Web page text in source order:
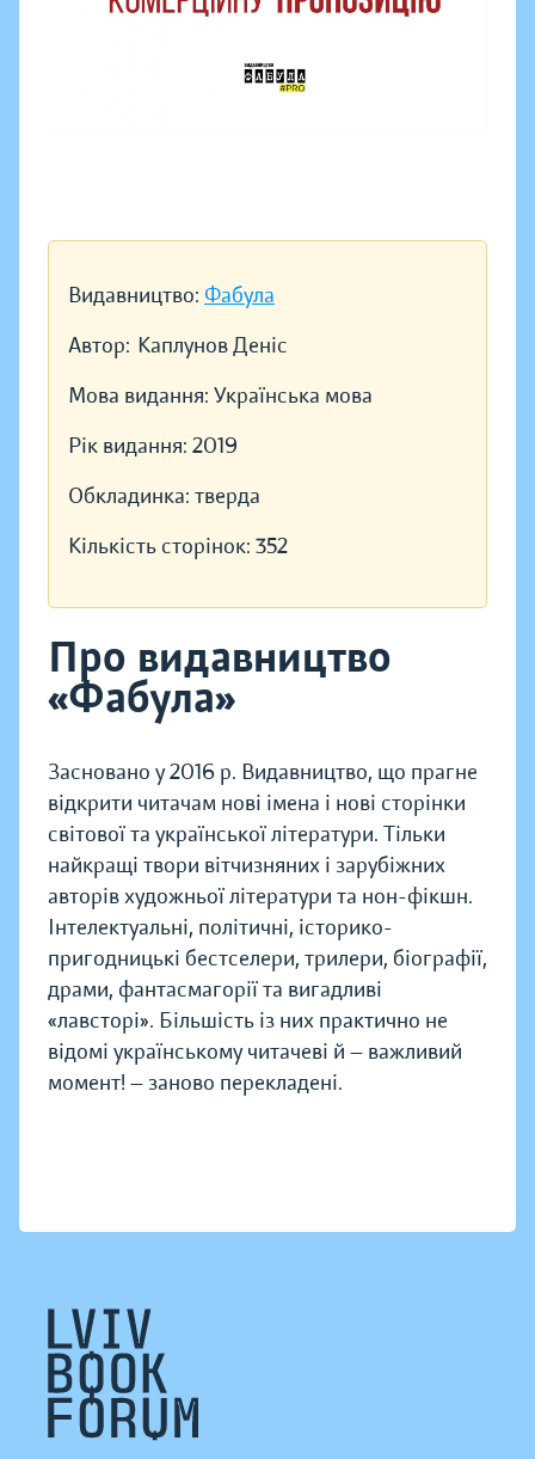
Видавництво: Фабула
Автор: Каплунов Деніс
Мова видання: Українська мова
Рік видання: 2019
Обкладинка: тверда
Кількість сторінок: 352
Про видавництво
«Фабула»
Засновано у 2016 р. Видавництво, що прагне
відкрити читачам нові імена і нові сторінки
світової та української літератури. Тільки
найкращі твори вітчизняних і зарубіжних
авторів художньої літератури та нон-фікшн.
Інтелектуальні, політичні, історико-
пригодницькі бестселери, трилери, біографії,
драми, фантасмагорії та вигадливі
«лавсторі». Більшість із них практично не
відомі українському читачеві й — важливий
момент! — заново перекладені.